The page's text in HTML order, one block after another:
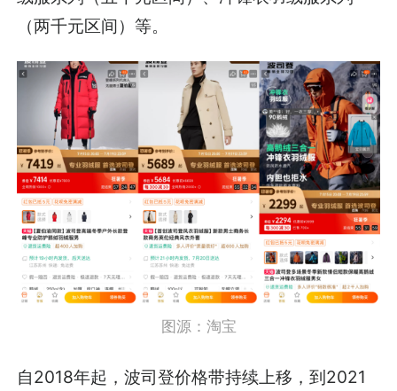
（两千元区间）等。
图源：淘宝
自2018年起，波司登价格带持续上移，到2021